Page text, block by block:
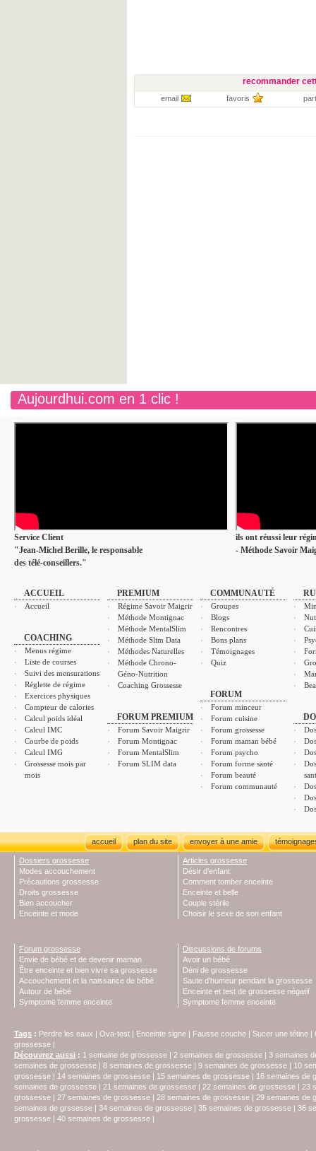
recommander
email favoris
Aujourdhui.com en 1 clic !
Service Client
"Jean-Michel Berille, le responsable
des télé-conseillers."
ils ont réussi leur
- Méthode Savoir
ACCUEIL
Accueil
COACHING
Menus régime
Liste de courses
Suivi des mensurations
Réglette de régime
Exercices physiques
Compteur de calories
Calcul poids idéal
Calcul IMC
Courbe de poids
Calcul IMG
Grossesse mois par
mois
PREMIUM
Régime Savoir Maigrir
Méthode Montignac
Méthode MentalSlim
Méthode Slim Data
Méthodes Naturelles
Méthode Chrono-
Géno-Nutrition
Coaching Grossesse
FORUM PREMIUM
Forum Savoir Maigrir
Forum Montignac
Forum MentalSlim
Forum SLIM data
COMMUNAUTÉ
Groupes
Blogs
Rencontres
Bons plans
Témoignages
Quiz
FORUM
Forum minceur
Forum cuisine
Forum grossesse
Forum maman bébé
Forum psycho
Forum forme santé
Forum beauté
Forum communauté
accueil plan du site envoyer à une amie
Dossiers grossesse
Modes accouchement
Précautions grossesse
Droits grossesse
Bien accoucher
Enceinte et mode
Articles grossesse
Désir d'enfant
Comment tomber enceinte
Enceinte et belle
Couple stérile
Choisir le sexe de son enfant
Forum grossesse
Envie de bébé et de devenir maman
Être enceinte et bien vivre sa grossesse
Accouchement et la naissance de bébé
Autour de bébé
Symptome femme enceinte
Discussions de forums
Avoir un bébé
Déni de grossesse
Saute d'humeur pendant la grossesse
Enceinte et test de grossesse négatif
Symptome femme enceinte
Tags : Perdre les eaux | Ova-test | Enceinte signe | Fausse couche | Sucer une tétine |
grossesse |
Découvrez aussi : 1 semaine de grossesse | 2 semaines de grossesse | 3 semaines
semaines de grossesse | 8 semaines de grossesse | 9 semaines de grossesse | 10
grossesse | 14 semaines de grossesse | 15 semaines de grossesse | 16 semaines de
semaines de grossesse | 21 semaines de grossesse | 22 semaines de grossesse | 23
grossesse | 27 semaines de grossesse | 28 semaines de grossesse | 29 semaines de
semaines de grssesse | 34 semaines de grossesse | 35 semaines de grossesse | 36
grossesse | 40 semaines de grossesse |